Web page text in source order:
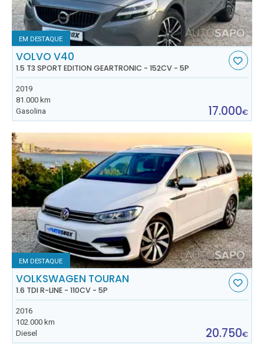
EM DESTAQUE
VOLVO V40
1.5 T3 SPORT EDITION GEARTRONIC - 152CV - 5P
2019
81.000 km
Gasolina
17.000€
EM DESTAQUE
VOLKSWAGEN TOURAN
1.6 TDI R-LINE - 110CV - 5P
2016
102.000 km
Diesel
20.750€